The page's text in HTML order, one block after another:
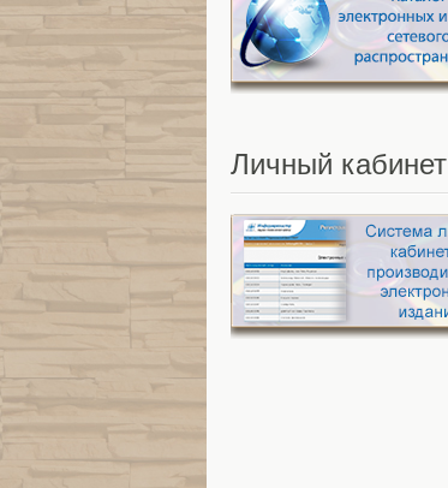
Личный кабинет